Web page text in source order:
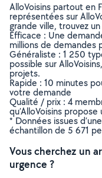
AlloVoisins partout en
représentées sur
grande ville, trouvez
Efficace : Une
millions de demandes
Généraliste : 1 250
possible sur
projets.
Rapide : 10 minutes
votre demande
Qualité / prix : 4
qu’AlloVoisins
* Données issues
échantillon de 5 671
Vous cherchez un
urgence ?